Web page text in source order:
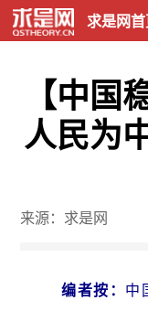
求是网首
【中国
人民为
来源：求是网
编者按： 中